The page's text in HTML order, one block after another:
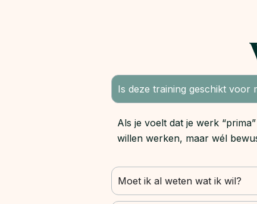
Is deze training geschikt voor
Als je voelt dat je werk
willen werken, maar wél
Moet ik al weten wat ik wil?